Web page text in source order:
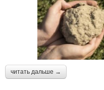
читать дальше →